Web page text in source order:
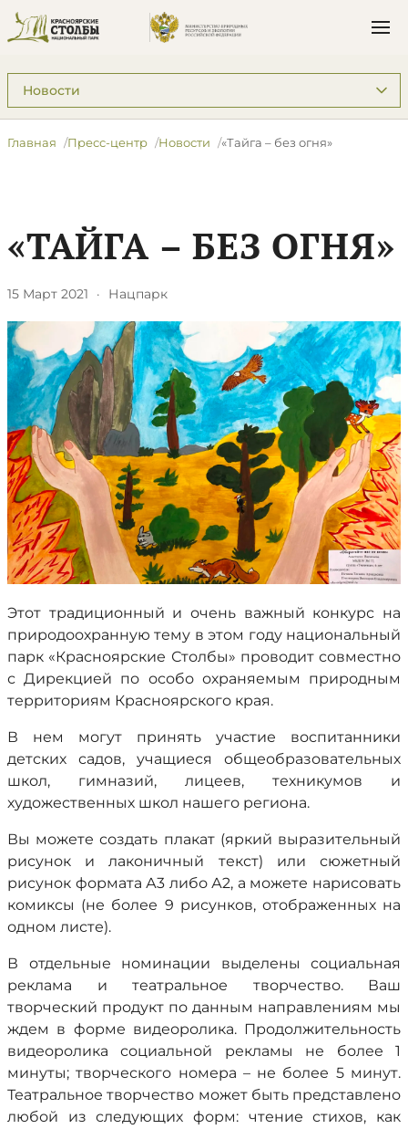
Подразделы: Пресс-центр
Главная Пресс-центр Новости ​«Тайга – без огня»
​«ТАЙГА – БЕЗ ОГНЯ»
15 Март 2021 · Нацпарк
Этот традиционный и очень важный конкурс на
природоохранную тему в этом году национальный
парк «Красноярские Столбы» проводит совместно
с Дирекцией по особо охраняемым природным
территориям Красноярского края.
В нем могут принять участие воспитанники
детских садов, учащиеся общеобразовательных
школ, гимназий, лицеев, техникумов и
художественных школ нашего региона.
Вы можете создать плакат (яркий выразительный
рисунок и лаконичный текст) или сюжетный
рисунок формата А3 либо А2, а можете нарисовать
комиксы (не более 9 рисунков, отображенных на
одном листе).
В отдельные номинации выделены социальная
реклама и театральное творчество. Ваш
творческий продукт по данным направлениям мы
ждем в форме видеоролика. Продолжительность
видеоролика социальной рекламы не более 1
минуты; творческого номера – не более 5 минут.
Театральное творчество может быть представлено
любой из следующих форм: чтение стихов, как